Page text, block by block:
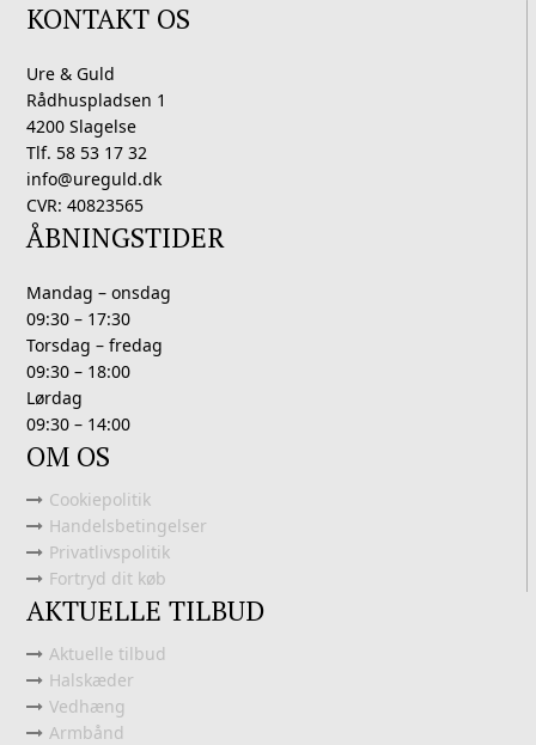
KONTAKT OS
Ure & Guld
Rådhuspladsen 1
4200 Slagelse
Tlf. 58 53 17 32
info@ureguld.dk
CVR: 40823565
ÅBNINGSTIDER
Mandag – onsdag
09:30 – 17:30
Torsdag – fredag
09:30 – 18:00
Lørdag
09:30 – 14:00
OM OS
Cookiepolitik
Handelsbetingelser
Privatlivspolitik
Fortryd dit køb
AKTUELLE TILBUD
Aktuelle tilbud
Halskæder
Vedhæng
Armbånd